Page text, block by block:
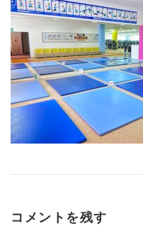
コメントを残す